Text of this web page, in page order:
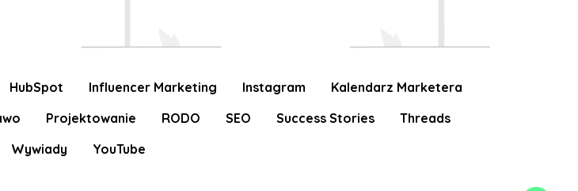
HubSpot Influencer Marketing Instagram
Kalendarz Marketera
Projektowanie RODO SEO Success Stories
Threads
Wywiady YouTube